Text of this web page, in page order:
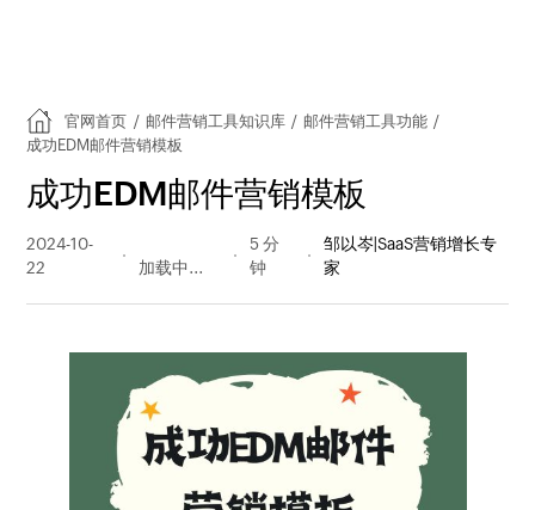
官网首页 / 邮件营销工具知识库 / 邮件营销工具功能 /
成功EDM邮件营销模板
成功EDM邮件营销模板
2024-10-
22
量
5 分
钟
邹以岑|SaaS营销增长专
家